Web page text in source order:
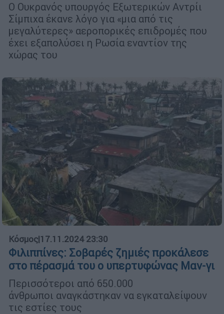
Ο Ουκρανός υπουργός Εξωτερικών Αντρίι
Σίμπιχα έκανε λόγο για «μια από τις
μεγαλύτερες» αεροπορικές επιδρομές που
έχει εξαπολύσει η Ρωσία εναντίον της
χώρας του
Κόσμος|17.11.2024 23:30
Φιλιππίνες: Σοβαρές ζημιές προκάλεσε
στο πέρασμά του ο υπερτυφώνας Μαν-γι
Περισσότεροι από 650.000
άνθρωποι αναγκάστηκαν να εγκαταλείψουν
τις εστίες τους